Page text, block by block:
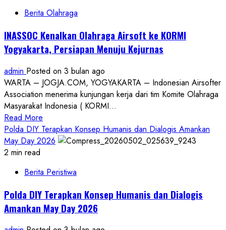
BPR
Korban
Sesalkan
Polda
DIY
Terkesan
Lambat
&
Tak
Serius
Berita Olahraga
INASSOC Kenalkan Olahraga Airsoft ke KORMI
Yogyakarta, Persiapan Menuju Kejurnas
admin Posted on 3 bulan ago
WARTA – JOGJA.COM, YOGYAKARTA – Indonesian Airsofter
Association menerima kunjungan kerja dari tim Komite Olahraga
Masyarakat Indonesia ( KORMI...
Read More
more
about
Olahraga
ke
KORMI
Polda DIY Terapkan Konsep Humanis dan Dialogis Amankan
May Day 2026
2 min read
Berita Peristiwa
Polda DIY Terapkan Konsep Humanis dan Dialogis
Amankan May Day 2026